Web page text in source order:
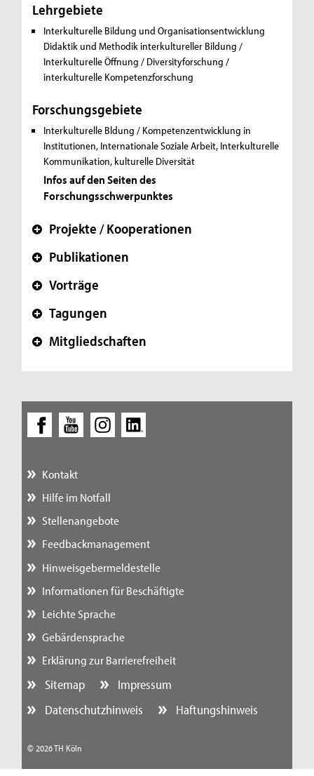
Lehrgebiete
Interkulturelle Bildung und Organisationsentwicklung
Didaktik und Methodik interkultureller Bildung /
Interkulturelle Öffnung / Diversityforschung /
interkulturelle Kompetenzforschung
Forschungsgebiete
Interkulturelle Bldung / Kompetenzentwicklung in
Institutionen, Internationale Soziale Arbeit, Interkulturelle
Kommunikation, kulturelle Diversität
Infos auf den Seiten des
Forschungsschwerpunktes
+ Projekte / Kooperationen
+ Publikationen
+ Vorträge
+ Tagungen
+ Mitgliedschaften
Kontakt
Hilfe im Notfall
Stellenangebote
Feedbackmanagement
Hinweisgebermeldestelle
Informationen für Beschäftigte
Leichte Sprache
Gebärdensprache
Erklärung zur Barrierefreiheit
Sitemap
Impressum
Datenschutzhinweis
Haftungshinweis
© 2026 TH Köln